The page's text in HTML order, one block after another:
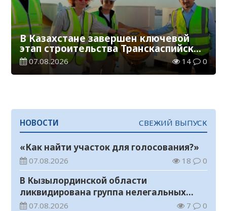
В Казахстане завершен ключевой
этап строительства Транскаспийской
волоконно-оптической линии связи
07.08.2026 14 0
НОВОСТИ СВЕЖИЙ ВЫПУСК
«Как найти участок для голосования?»
07.08.2026 18 0
В Кызылординской области
ликвидирована группа нелегальных
добытчиков золота
07.08.2026 7 0